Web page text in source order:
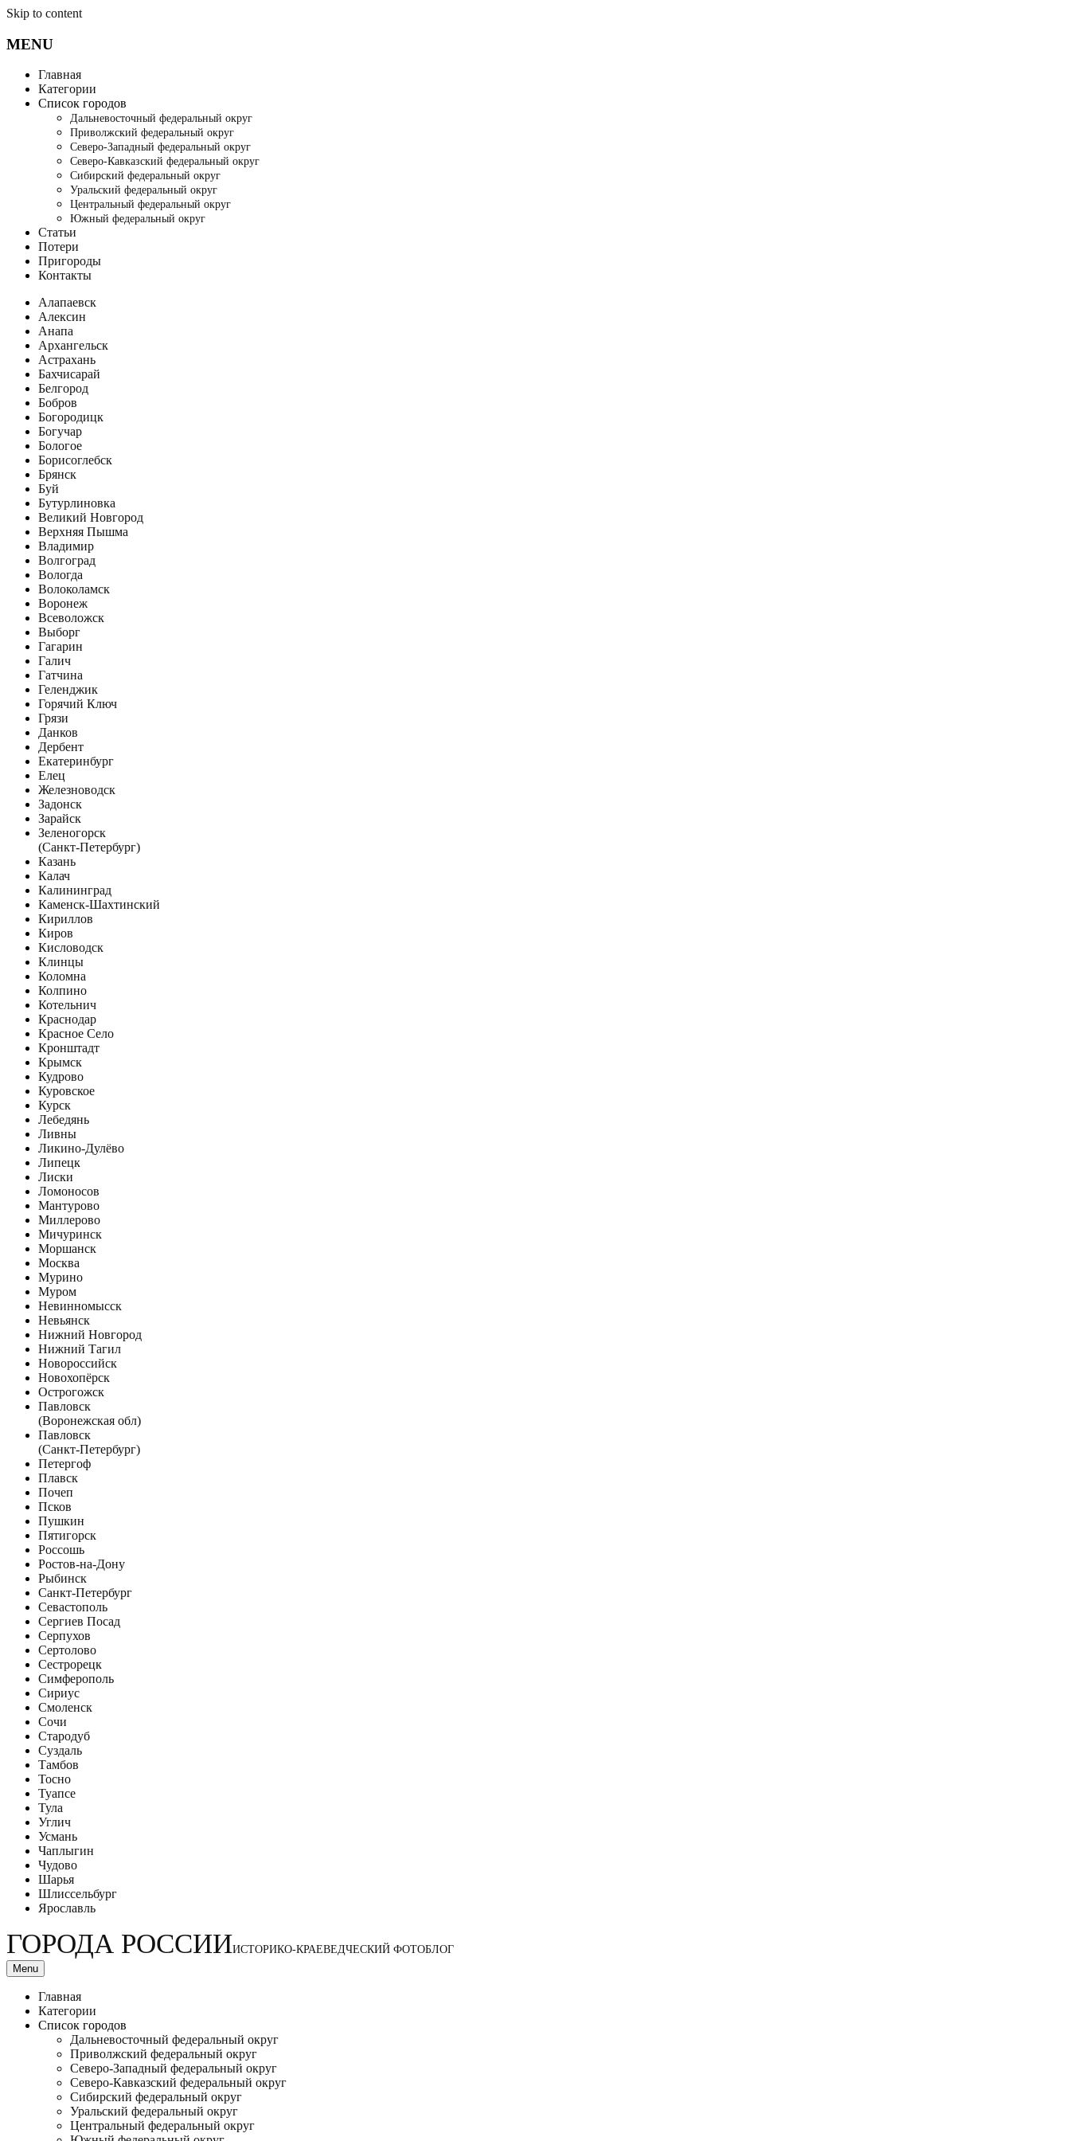
Skip to content
MENU
Главная
Категории
Список городов
Дальневосточный федеральный округ
Приволжский федеральный округ
Северо-Западный федеральный округ
Северо-Кавказский федеральный округ
Сибирский федеральный округ
Уральский федеральный округ
Центральный федеральный округ
Южный федеральный округ
Статьи
Потери
Пригороды
Контакты
Алапаевск
Алексин
Анапа
Архангельск
Астрахань
Бахчисарай
Белгород
Бобров
Богородицк
Богучар
Бологое
Борисоглебск
Брянск
Буй
Бутурлиновка
Великий Новгород
Верхняя Пышма
Владимир
Волгоград
Вологда
Волоколамск
Воронеж
Всеволожск
Выборг
Гагарин
Галич
Гатчина
Геленджик
Горячий Ключ
Грязи
Данков
Дербент
Екатеринбург
Елец
Железноводск
Задонск
Зарайск
Зеленогорск
(Санкт-Петербург)
Казань
Калач
Калининград
Каменск-Шахтинский
Кириллов
Киров
Кисловодск
Клинцы
Коломна
Колпино
Котельнич
Краснодар
Красное Село
Кронштадт
Крымск
Кудрово
Куровское
Курск
Лебедянь
Ливны
Ликино-Дулёво
Липецк
Лиски
Ломоносов
Мантурово
Миллерово
Мичуринск
Моршанск
Москва
Мурино
Муром
Невинномысск
Невьянск
Нижний Новгород
Нижний Тагил
Новороссийск
Новохопёрск
Острогожск
Павловск
(Воронежская обл)
Павловск
(Санкт-Петербург)
Петергоф
Плавск
Почеп
Псков
Пушкин
Пятигорск
Россошь
Ростов-на-Дону
Рыбинск
Санкт-Петербург
Севастополь
Сергиев Посад
Серпухов
Сертолово
Сестрорецк
Симферополь
Сириус
Смоленск
Сочи
Стародуб
Суздаль
Тамбов
Тосно
Туапсе
Тула
Углич
Усмань
Чаплыгин
Чудово
Шарья
Шлиссельбург
Ярославль
ГОРОДА РОССИИИСТОРИКО-КРАЕВЕДЧЕСКИЙ ФОТОБЛОГ
Menu
Главная
Категории
Список городов
Дальневосточный федеральный округ
Приволжский федеральный округ
Северо-Западный федеральный округ
Северо-Кавказский федеральный округ
Сибирский федеральный округ
Уральский федеральный округ
Центральный федеральный округ